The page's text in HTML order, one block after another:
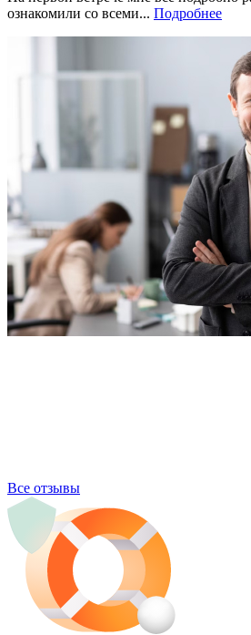
ознакомили со всеми... Подробнее
Все отзывы